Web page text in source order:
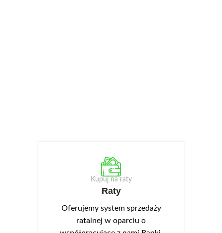
Kupuj na raty
Raty
Oferujemy system sprzedaży
ratalnej w oparciu o